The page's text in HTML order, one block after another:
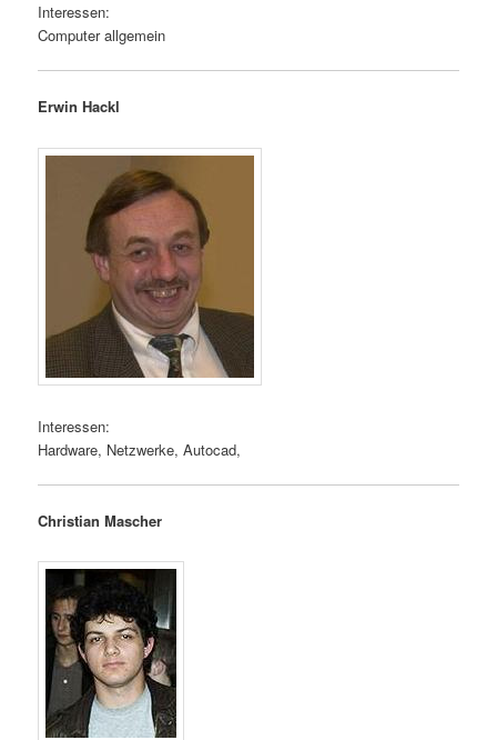
Interessen:
Computer allgemein
Erwin Hackl
Interessen:
Hardware, Netzwerke, Autocad,
Christian Mascher